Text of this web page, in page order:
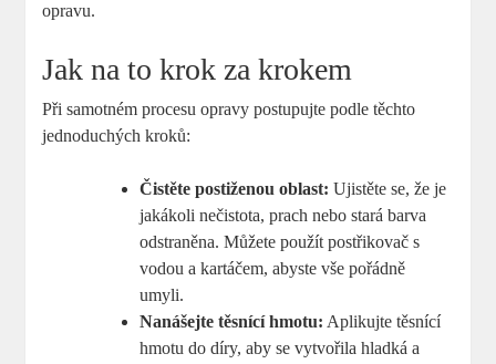
opravu.
Jak na to krok za krokem
Při samotném procesu opravy postupujte podle těchto
jednoduchých kroků:
Čistěte postiženou oblast: Ujistěte se, že je
jakákoli nečistota, prach nebo stará barva
odstraněna. Můžete použít postřikovač s
vodou a kartáčem, abyste vše pořádně
umyli.
Nanášejte těsnící hmotu: Aplikujte těsnící
hmotu do díry, aby se vytvořila hladká a